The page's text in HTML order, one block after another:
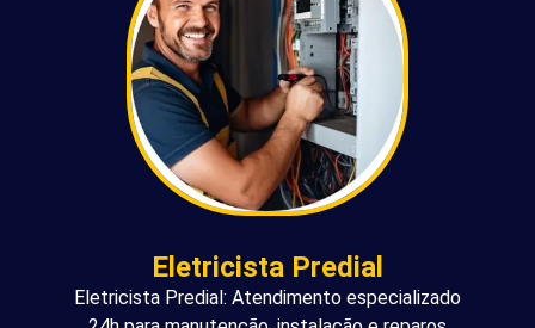
Eletricista Predial
Eletricista Predial: Atendimento especializado